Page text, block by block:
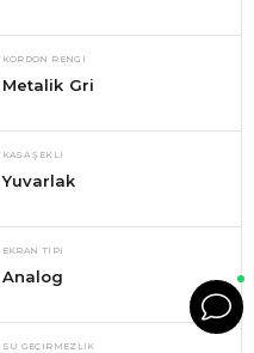
KORDON RENGI
Metalik Gri
KASA ŞEKLI
Yuvarlak
EKRAN TIPI
Analog
SU GEÇIRMEZLIK